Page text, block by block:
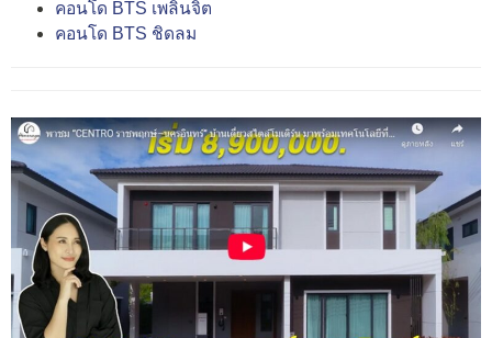
คอนโด BTS เพลินจิต
คอนโด BTS ชิดลม